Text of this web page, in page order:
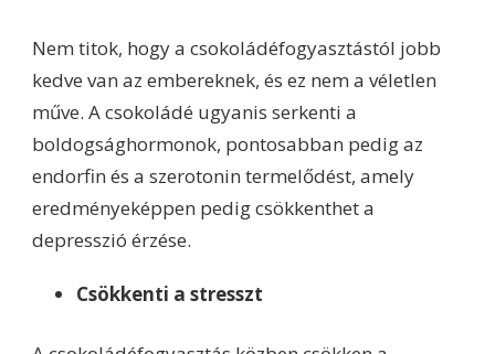
Nem titok, hogy a csokoládéfogyasztástól jobb
kedve van az embereknek, és ez nem a véletlen
műve. A csokoládé ugyanis serkenti a
boldogsághormonok, pontosabban pedig az
endorfin és a szerotonin termelődést, amely
eredményeképpen pedig csökkenthet a
depresszió érzése.
Csökkenti a stresszt